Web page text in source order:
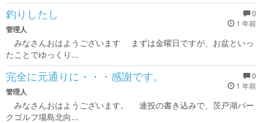
0
1 年前
釣りしたし
管理人
みなさんおはようございます まずは金曜日ですが、お盆といっ
たことでゆっくり...
0
1 年前
完全に元通りに・・・感謝です。
管理人
みなさんおはようございます。 連投の書き込みで、茨戸湖パー
クゴルフ場島北向...